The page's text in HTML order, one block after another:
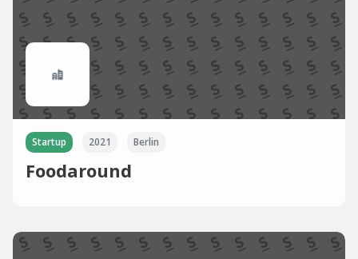
Startup 2021 Berlin
Foodaround